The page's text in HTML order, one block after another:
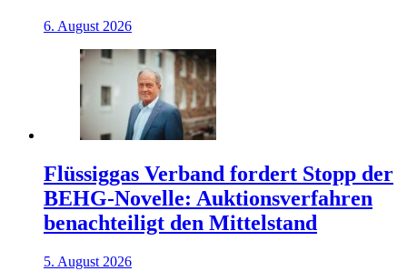
6. August 2026
Flüssiggas Verband fordert Stopp der
BEHG-Novelle: Auktionsverfahren
benachteiligt den Mittelstand
5. August 2026